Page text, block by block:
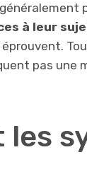
à leur
pas une
les